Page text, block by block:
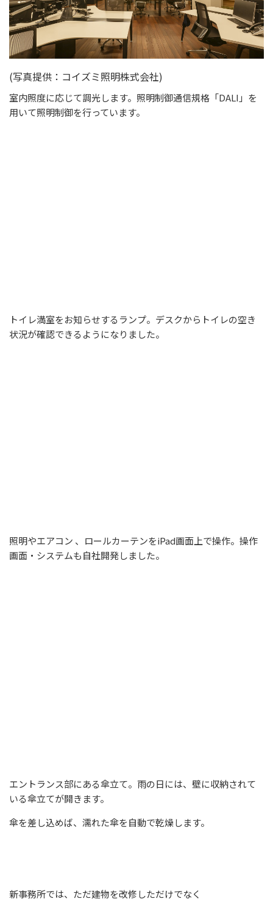
(写真提供：コイズミ照明株式会社)
室内照度に応じて調光します。照明制御通信規格「DALI 」を
用いて照明制御を行っています。
トイレ満室をお知らせするランプ。デスクからトイレの空き
状況が確認できるようになりました。
照明やエアコン 、ロールカーテンをiPad画面上で操作。操作
画面・システムも自社開発しました。
エントランス部にある傘立て。雨の日には、壁に収納されて
いる傘立てが開きます。
傘を差し込めば、濡れた傘を自動で乾燥します。
新事務所では、ただ建物を改修しただけでなく